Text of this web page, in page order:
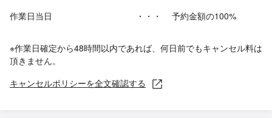
作業日当日
・・・ 予約金額の100%
※作業日確定から48時間以内であれば、何日前でもキャンセル料は
頂きません。
キャンセルポリシーを全文確認する